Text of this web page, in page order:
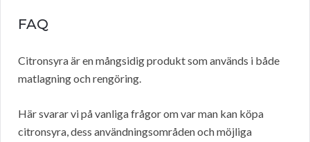
FAQ
Citronsyra är en mångsidig produkt som används i både
matlagning och rengöring.
Här svarar vi på vanliga frågor om var man kan köpa
citronsyra, dess användningsområden och möjliga